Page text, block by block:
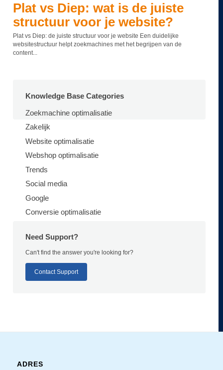
Plat vs Diep: wat is de juiste
structuur voor je website?
Plat vs Diep: de juiste structuur voor je website Een duidelijke
websitestructuur helpt zoekmachines met het begrijpen van de
content...
Knowledge Base Categories
Zoekmachine optimalisatie
Zakelijk
Website optimalisatie
Webshop optimalisatie
Trends
Social media
Google
Conversie optimalisatie
Need Support?
Can't find the answer you're looking for?
Contact Support
ADRES